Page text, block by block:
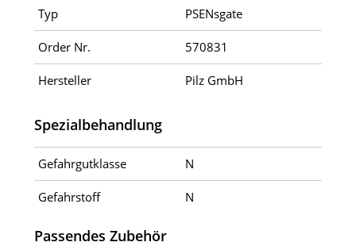
Typ PSENsgate
Order Nr. 570831
Hersteller Pilz GmbH
Spezialbehandlung
Gefahrgutklasse N
Gefahrstoff N
Passendes Zubehör